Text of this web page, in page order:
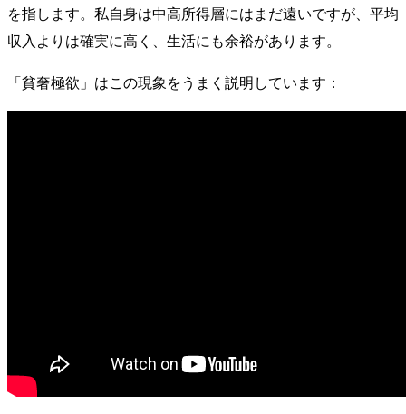
を指します。私自身は中高所得層にはまだ遠いですが、平均
収入よりは確実に高く、生活にも余裕があります。
「貧奢極欲」はこの現象をうまく説明しています：